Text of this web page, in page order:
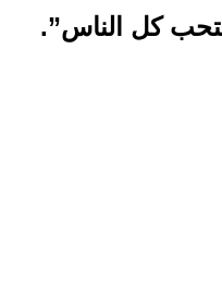
بتحب كل الناس”.